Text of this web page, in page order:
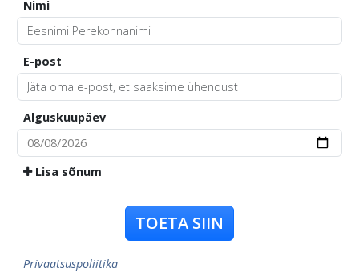
Nimi
E-post
Alguskuupäev
Lisa sõnum
TOETA SIIN
Privaatsuspoliitika